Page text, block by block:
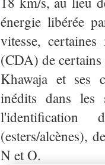
énergie libérée
vitesse,
(CDA) de certains
Khawaja et ses
inédits dans les
l'identification
(esters/alcènes),
N et O.